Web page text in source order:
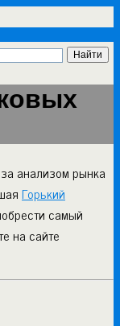
анализом рынка
Горький
самый
на сайте